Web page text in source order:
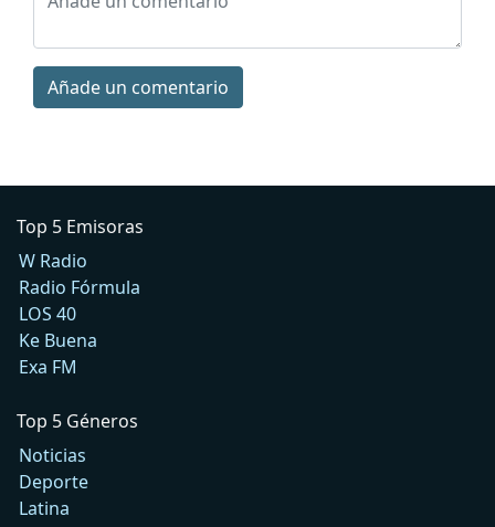
Añade un comentario
Top 5 Emisoras
W Radio
Radio Fórmula
LOS 40
Ke Buena
Exa FM
Top 5 Géneros
Noticias
Deporte
Latina